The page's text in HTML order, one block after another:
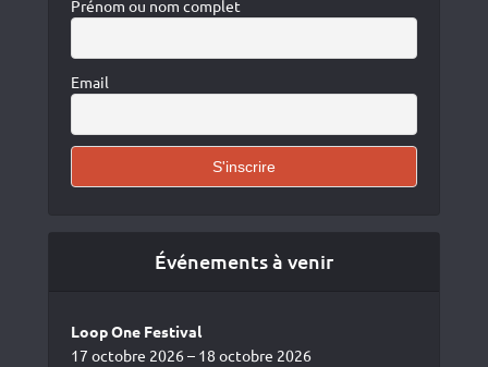
Prénom ou nom complet
Email
Événements à venir
Loop One Festival
17 octobre 2026 – 18 octobre 2026